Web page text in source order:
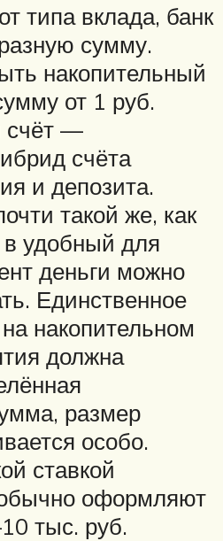
типа вклада, банк
сумму.
накопительный
от 1 руб.
счёт —
счёта
и депозита.
такой же, как
в удобный для
деньги можно
Единственное
накопительном
должна
размер
особо.
ставкой
оформляют
тыс. руб.